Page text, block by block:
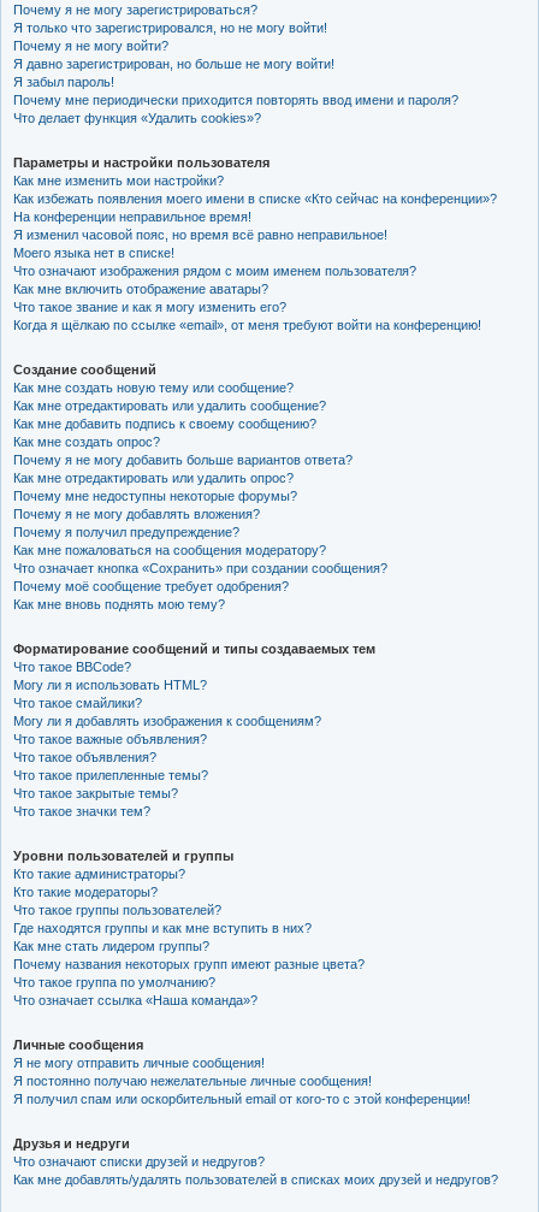
Почему я не могу зарегистрироваться?
Я только что зарегистрировался, но не могу войти!
Почему я не могу войти?
Я давно зарегистрирован, но больше не могу войти!
Я забыл пароль!
Почему мне периодически приходится повторять ввод имени и пароля?
Что делает функция «Удалить cookies»?
Параметры и настройки пользователя
Как мне изменить мои настройки?
Как избежать появления моего имени в списке «Кто сейчас на конференции»?
На конференции неправильное время!
Я изменил часовой пояс, но время всё равно неправильное!
Моего языка нет в списке!
Что означают изображения рядом с моим именем пользователя?
Как мне включить отображение аватары?
Что такое звание и как я могу изменить его?
Когда я щёлкаю по ссылке «email», от меня требуют войти на конференцию!
Создание сообщений
Как мне создать новую тему или сообщение?
Как мне отредактировать или удалить сообщение?
Как мне добавить подпись к своему сообщению?
Как мне создать опрос?
Почему я не могу добавить больше вариантов ответа?
Как мне отредактировать или удалить опрос?
Почему мне недоступны некоторые форумы?
Почему я не могу добавлять вложения?
Почему я получил предупреждение?
Как мне пожаловаться на сообщения модератору?
Что означает кнопка «Сохранить» при создании сообщения?
Почему моё сообщение требует одобрения?
Как мне вновь поднять мою тему?
Форматирование сообщений и типы создаваемых тем
Что такое BBCode?
Могу ли я использовать HTML?
Что такое смайлики?
Могу ли я добавлять изображения к сообщениям?
Что такое важные объявления?
Что такое объявления?
Что такое прилепленные темы?
Что такое закрытые темы?
Что такое значки тем?
Уровни пользователей и группы
Кто такие администраторы?
Кто такие модераторы?
Что такое группы пользователей?
Где находятся группы и как мне вступить в них?
Как мне стать лидером группы?
Почему названия некоторых групп имеют разные цвета?
Что такое группа по умолчанию?
Что означает ссылка «Наша команда»?
Личные сообщения
Я не могу отправить личные сообщения!
Я постоянно получаю нежелательные личные сообщения!
Я получил спам или оскорбительный email от кого-то с этой конференции!
Друзья и недруги
Что означают списки друзей и недругов?
Как мне добавлять/удалять пользователей в списках моих друзей и недругов?